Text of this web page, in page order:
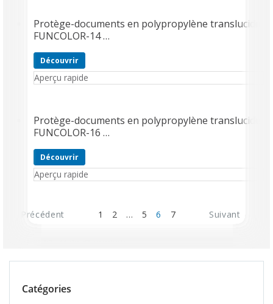
Protège-documents en polypropylène translucide
FUNCOLOR-14 …
Découvrir
Aperçu rapide
Protège-documents en polypropylène translucide
FUNCOLOR-16 …
Découvrir
Aperçu rapide
Précédent 1 2 … 5 6 7 Suivant
Catégories